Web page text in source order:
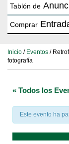
Tablón de
Comprar
Inicio / Eventos /
fotografía
« Todos los
Este evento ha